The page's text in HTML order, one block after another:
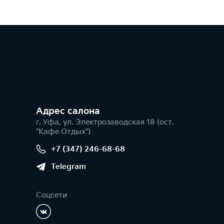
Адрес салонa
г. Уфа, ул. Электрозаводская 18 (ост.
"Кафе Отдых")
+7 (347) 246-68-68
Telegram
Соцсети